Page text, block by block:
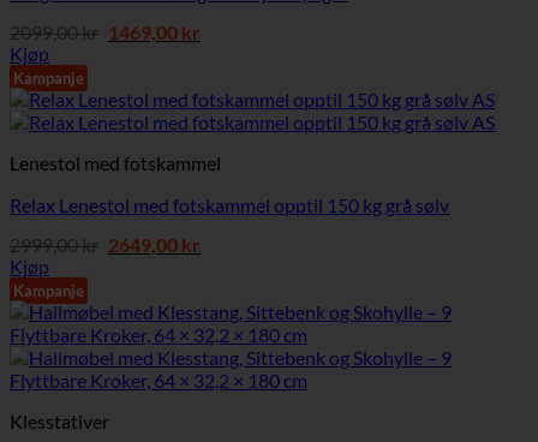
2099,00kr Opprinnelig
2099,00 kr.
1469,00 krNåværende
1469,00 kr.
Kjøp
Kampanje
Lenestol med fotskammel
Relax Lenestol med fotskammel opptil 150 kg grå sølv
2999,00kr Opprinnelig
2999,00 kr.
2649,00 krNåværende
2649,00 kr.
Kjøp
Kampanje
Klesstativer